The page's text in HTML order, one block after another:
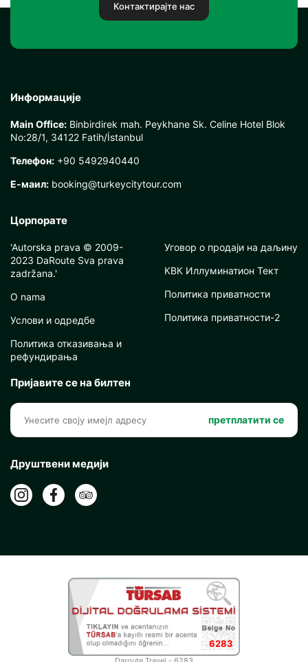
Контактирајте нас
Информације
Main Office: Binbirdirek mah. Peykhane Sk. Celine Hotel Blok
No:28/1, 34122 Fatih/İstanbul
Телефон: +90 5492940440
Е-маил: booking@turkeycitytour.com
Цорпорате
'Autorska prava © 2009-
2023 DaRoute Sva prava
zadržana.'
O nama
Услови и одредбе
Политика отказивања и
рефундирања
Уговор о продаји на даљину
КВК Иллуминатион Тект
Политика приватности
Политика приватности-2
Пријавите се на билтен
претплатити се
Друштвени медији
6283